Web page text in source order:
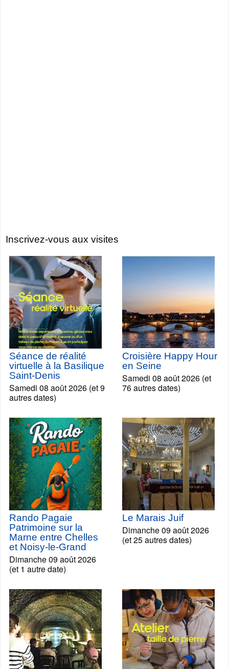
Inscrivez-vous aux visites
Séance de réalité
virtuelle à la Basilique
Saint-Denis
Samedi 08 août 2026 (et 9
autres dates)
Croisière Happy Hour
en Seine
Samedi 08 août 2026 (et
76 autres dates)
Rando Pagaie
Patrimoine sur la
Marne entre Chelles
et Noisy-le-Grand
Dimanche 09 août 2026
(et 1 autre date)
Le Marais Juif
Dimanche 09 août 2026
(et 25 autres dates)